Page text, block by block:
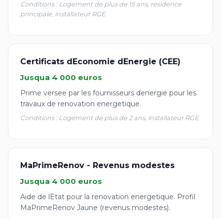
Conditions : Logement de plus de 15 ans, residence
principale, installateur RGE
Certificats dEconomie dEnergie (CEE)
Jusqua 4 000 euros
Prime versee par les fournisseurs denergie pour les
travaux de renovation energetique.
Conditions : Logement de plus de 2 ans, installateur RGE
MaPrimeRenov - Revenus modestes
Jusqua 4 000 euros
Aide de lEtat pour la renovation energetique. Profil
MaPrimeRenov Jaune (revenus modestes).